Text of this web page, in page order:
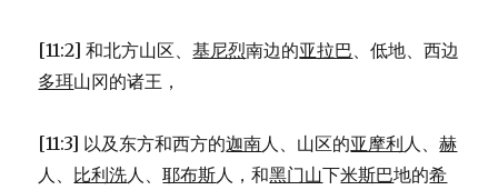
[11:2] 和北方山区、基尼烈南边的亚拉巴、低地、西边
多珥山冈的诸王，
[11:3] 以及东方和西方的迦南人、山区的亚摩利人、赫
人、 比利洗人、耶布斯人，和黑门山下米斯巴地的希